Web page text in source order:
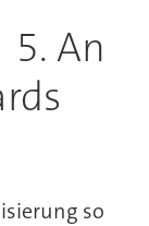
5. An
so